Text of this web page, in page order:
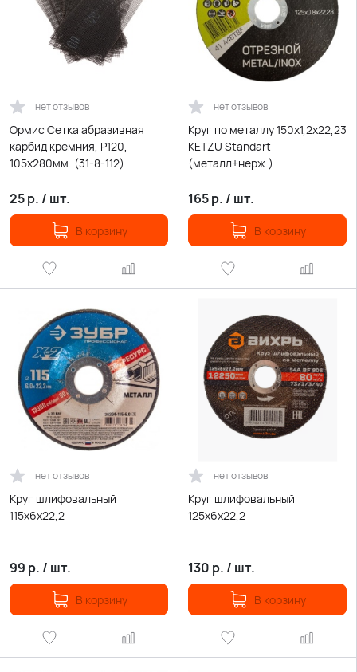
нет отзывов
Ормис Сетка абразивная
карбид кремния, Р120,
105х280мм. (31-8-112)
25р. / шт.
В корзину
нет отзывов
Круг по металлу 150х1,2х22,23
KETZU Standart
(металл+нерж.)
165р. / шт.
В корзину
нет отзывов
Круг шлифовальный
115х6х22,2
99 р. / шт.
В корзину
нет отзывов
Круг шлифовальный
125х6х22,2
130 р. / шт.
В корзину